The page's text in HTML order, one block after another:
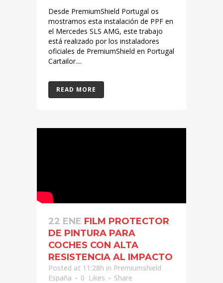
Desde PremiumShield Portugal os
mostramos esta instalación de PPF en
el Mercedes SLS AMG, este trabajo
está realizado por los instaladores
oficiales de PremiumShield en Portugal
Cartailor....
READ MORE
22 ENE FILM PROTECTOR
DE PINTURA PARA
COCHES CON ALTA
RESISTENCIA AL IMPACTO
Posted at 11:28h in Premiumshield
España
0 Likes
Share